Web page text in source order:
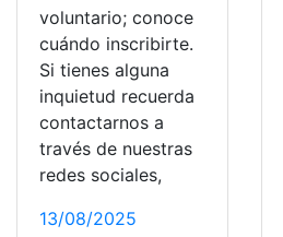
voluntario; conoce
cuándo inscribirte.
Si tienes alguna
inquietud recuerda
contactarnos a
través de nuestras
redes sociales,
13/08/2025